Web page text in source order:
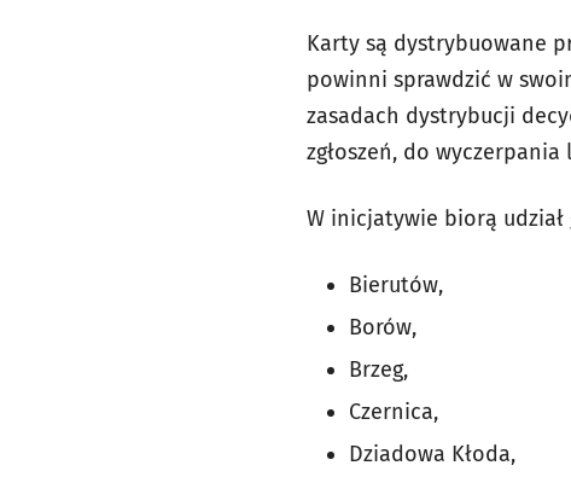
Karty są dystrybuowane
powinni sprawdzić w
zasadach dystrybucji
zgłoszeń, do
W inicjatywie biorą udział
Bierutów,
Borów,
Brzeg,
Czernica,
Dziadowa Kłoda,